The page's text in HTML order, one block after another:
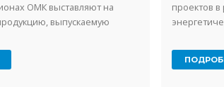
ОМК выставляют на
выпускаемую
проектов
Сахалинске